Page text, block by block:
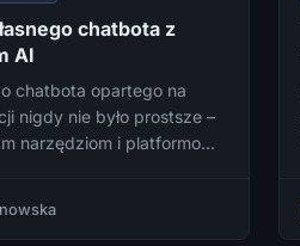
chatbota z
AI
chatbota opartego na
nigdy nie było prostsze –
narzędziom i platformom
zbudować
W tym przewodniku